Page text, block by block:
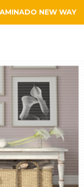
NEW WAY